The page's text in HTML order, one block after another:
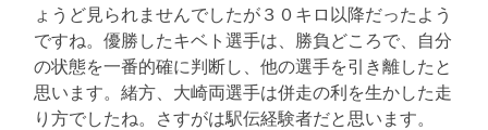
ょうど見られませんでしたが３０キロ以降だったよう
ですね。優勝したキベト選手は、勝負どころで、自分
の状態を一番的確に判断し、他の選手を引き離したと
思います。緒方、大崎両選手は併走の利を生かした走
り方でしたね。さすがは駅伝経験者だと思います。